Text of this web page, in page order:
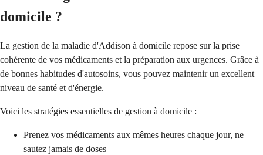
domicile ?
La gestion de la maladie d'Addison à domicile repose sur la prise
cohérente de vos médicaments et la préparation aux urgences. Grâce à
de bonnes habitudes d'autosoins, vous pouvez maintenir un excellent
niveau de santé et d'énergie.
Voici les stratégies essentielles de gestion à domicile :
Prenez vos médicaments aux mêmes heures chaque jour, ne
sautez jamais de doses